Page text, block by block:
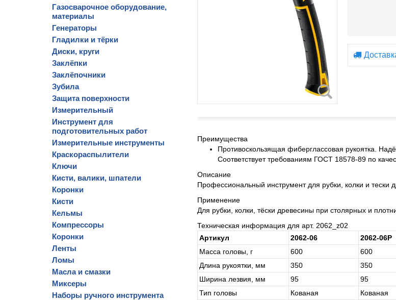
Газосварочное оборудование,
материалы
Генераторы
Гладилки и тёрки
Диски, круги
Заклёпки
Заклёпочники
Зубила
Защита поверхности
Измерительный
Инструмент для
подготовительных работ
Измерительные инструменты
Краскораспылители
Ключи
Кисти, валики, шпатели
Коронки
Кисти
Кельмы
Компрессоры
Коронки
Ленты
Ломы
Масла и смазки
Миксеры
Наборы ручного инструмента
Преимущества
Противоскользящая фиберглассовая рукоятка.
Соответствует требованиям ГОСТ 18578-89 по
Описание
Профессиональный инструмент для рубки, колки и тески
Применение
Для рубки, колки, тёски древесины при столярных и
Техническая информация для арт. 2062_z02
Артикул
2062-06 2062-06P
Масса головы, г
600 600
Длина рукоятки, мм
350 350
Ширина лезвия, мм
95 95
Тип головы
Ко­ва­ная Ко­ва­ная